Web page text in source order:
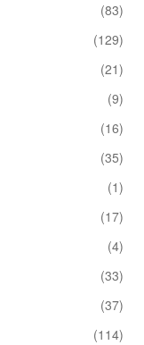
(83)
(129)
(21)
(9)
(16)
(35)
(1)
(17)
(4)
(33)
(37)
(114)